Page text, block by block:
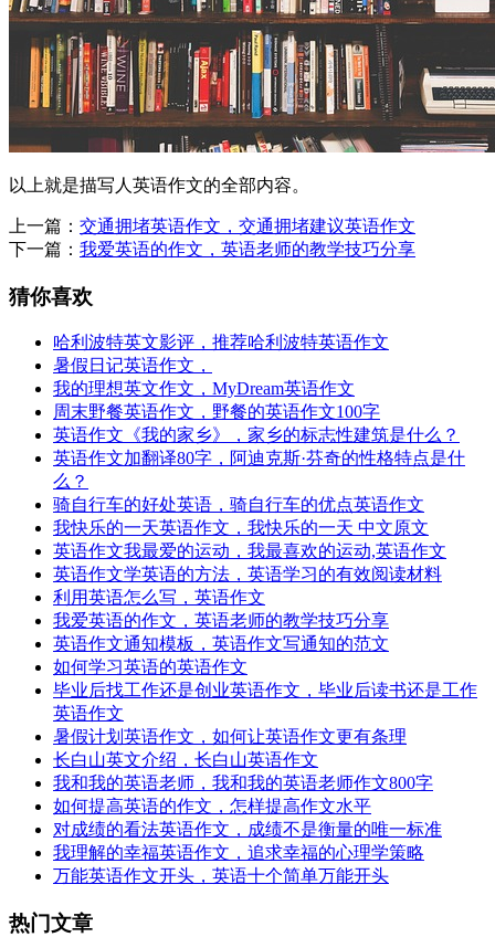
以上就是描写人英语作文的全部内容。
上一篇： 交通拥堵英语作文，交通拥堵建议英语作文
下一篇： 我爱英语的作文，英语老师的教学技巧分享
猜你喜欢
哈利波特英文影评，推荐哈利波特英语作文
暑假日记英语作文，
我的理想英文作文，MyDream英语作文
周末野餐英语作文，野餐的英语作文100字
英语作文《我的家乡》，家乡的标志性建筑是什么？
英语作文加翻译80字，阿迪克斯·芬奇的性格特点是什
么？
骑自行车的好处英语，骑自行车的优点英语作文
我快乐的一天英语作文，我快乐的一天 中文原文
英语作文我最爱的运动，我最喜欢的运动,英语作文
英语作文学英语的方法，英语学习的有效阅读材料
利用英语怎么写，英语作文
我爱英语的作文，英语老师的教学技巧分享
英语作文通知模板，英语作文写通知的范文
如何学习英语的英语作文
毕业后找工作还是创业英语作文，毕业后读书还是工作
英语作文
暑假计划英语作文，如何让英语作文更有条理
长白山英文介绍，长白山英语作文
我和我的英语老师，我和我的英语老师作文800字
如何提高英语的作文，怎样提高作文水平
对成绩的看法英语作文，成绩不是衡量的唯一标准
我理解的幸福英语作文，追求幸福的心理学策略
万能英语作文开头，英语十个简单万能开头
热门文章